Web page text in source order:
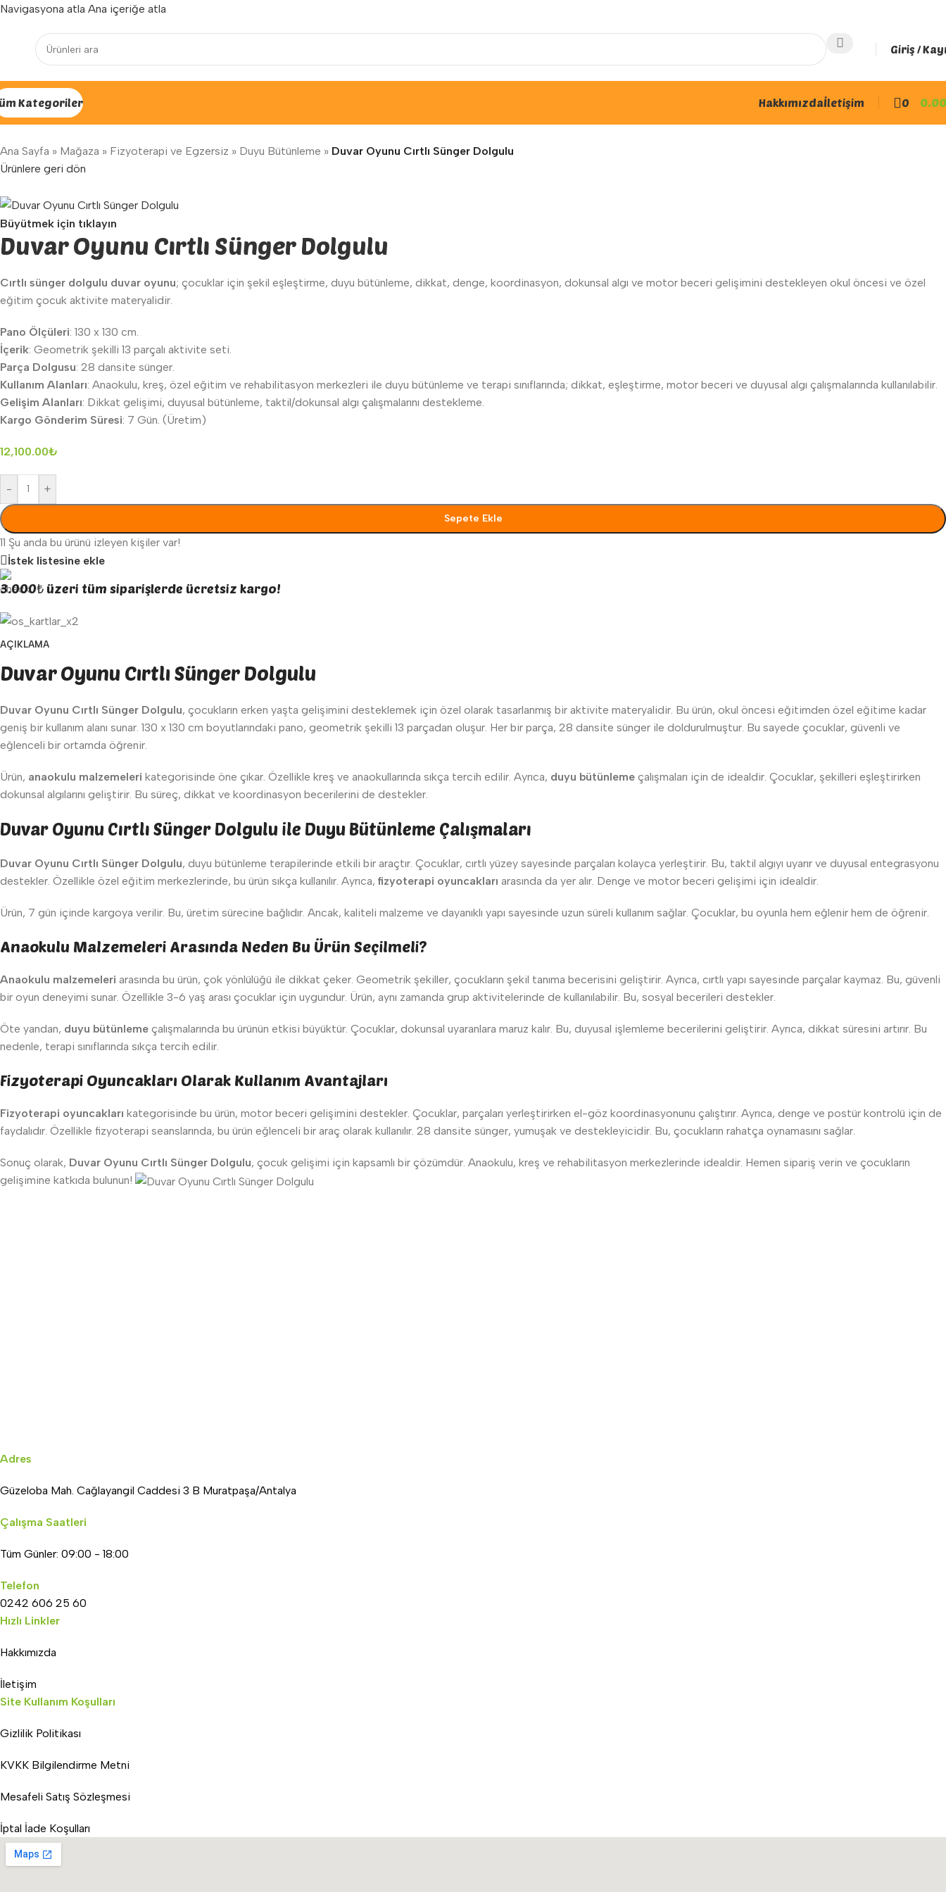
Navigasyona atla Ana içeriğe atla
Yenilenen arayüzümüz ile hizmetinizdeyiz...
Giriş /
Kategoriler Hakkımızdaİletişim 0 0.00
Ana Sayfa » Mağaza » Fizyoterapi ve Egzersiz » Duyu Bütünleme » Duvar Oyunu Cırtlı Sünger Dolgulu
Ürünlere geri dön
Büyütmek için tıklayın
Duvar Oyunu Cırtlı Sünger Dolgulu
Cırtlı sünger dolgulu duvar oyunu; çocuklar için şekil eşleştirme, duyu bütünleme, dikkat, denge, koordinasyon, dokunsal algı ve motor beceri gelişimini destekleyen okul öncesi ve özel
eğitim çocuk aktivite materyalidir.
Pano Ölçüleri: 130 x 130 cm.
İçerik: Geometrik şekilli 13 parçalı aktivite seti.
Parça Dolgusu: 28 dansite sünger.
Kullanım Alanları: Anaokulu, kreş, özel eğitim ve rehabilitasyon merkezleri ile duyu bütünleme ve terapi sınıflarında; dikkat, eşleştirme, motor beceri ve duyusal algı çalışmalarında kullanılabilir.
Gelişim Alanları: Dikkat gelişimi, duyusal bütünleme, taktil/dokunsal algı çalışmalarını destekleme.
Kargo Gönderim Süresi: 7 Gün. (Üretim)
12,100.00₺
- +
Sepete Ekle
11 Şu anda bu ürünü izleyen kişiler var!
İstek listesine ekle
3.000₺ üzeri tüm siparişlerde ücretsiz kargo!
AÇIKLAMA
Duvar Oyunu Cırtlı Sünger Dolgulu
Duvar Oyunu Cırtlı Sünger Dolgulu, çocukların erken yaşta gelişimini desteklemek için özel olarak tasarlanmış bir aktivite materyalidir. Bu ürün, okul öncesi eğitimden özel eğitime kadar
geniş bir kullanım alanı sunar. 130 x 130 cm boyutlarındaki pano, geometrik şekilli 13 parçadan oluşur. Her bir parça, 28 dansite sünger ile doldurulmuştur. Bu sayede çocuklar, güvenli ve
eğlenceli bir ortamda öğrenir.
Ürün, anaokulu malzemeleri kategorisinde öne çıkar. Özellikle kreş ve anaokullarında sıkça tercih edilir. Ayrıca, duyu bütünleme çalışmaları için de idealdir. Çocuklar, şekilleri eşleştirirken
dokunsal algılarını geliştirir. Bu süreç, dikkat ve koordinasyon becerilerini de destekler.
Duvar Oyunu Cırtlı Sünger Dolgulu ile Duyu Bütünleme Çalışmaları
Duvar Oyunu Cırtlı Sünger Dolgulu, duyu bütünleme terapilerinde etkili bir araçtır. Çocuklar, cırtlı yüzey sayesinde parçaları kolayca yerleştirir. Bu, taktil algıyı uyarır ve duyusal entegrasyonu
destekler. Özellikle özel eğitim merkezlerinde, bu ürün sıkça kullanılır. Ayrıca, fizyoterapi oyuncakları arasında da yer alır. Denge ve motor beceri gelişimi için idealdir.
Ürün, 7 gün içinde kargoya verilir. Bu, üretim sürecine bağlıdır. Ancak, kaliteli malzeme ve dayanıklı yapı sayesinde uzun süreli kullanım sağlar. Çocuklar, bu oyunla hem eğlenir hem de öğrenir.
Anaokulu Malzemeleri Arasında Neden Bu Ürün Seçilmeli?
Anaokulu malzemeleri arasında bu ürün, çok yönlülüğü ile dikkat çeker. Geometrik şekiller, çocukların şekil tanıma becerisini geliştirir. Ayrıca, cırtlı yapı sayesinde parçalar kaymaz. Bu, güvenli
bir oyun deneyimi sunar. Özellikle 3-6 yaş arası çocuklar için uygundur. Ürün, aynı zamanda grup aktivitelerinde de kullanılabilir. Bu, sosyal becerileri destekler.
Öte yandan, duyu bütünleme çalışmalarında bu ürünün etkisi büyüktür. Çocuklar, dokunsal uyaranlara maruz kalır. Bu, duyusal işlemleme becerilerini geliştirir. Ayrıca, dikkat süresini artırır. Bu
nedenle, terapi sınıflarında sıkça tercih edilir.
Fizyoterapi Oyuncakları Olarak Kullanım Avantajları
Fizyoterapi oyuncakları kategorisinde bu ürün, motor beceri gelişimini destekler. Çocuklar, parçaları yerleştirirken el-göz koordinasyonunu çalıştırır. Ayrıca, denge ve postür kontrolü için de
faydalıdır. Özellikle fizyoterapi seanslarında, bu ürün eğlenceli bir araç olarak kullanılır. 28 dansite sünger, yumuşak ve destekleyicidir. Bu, çocukların rahatça oynamasını sağlar.
Sonuç olarak, Duvar Oyunu Cırtlı Sünger Dolgulu, çocuk gelişimi için kapsamlı bir çözümdür. Anaokulu, kreş ve rehabilitasyon merkezlerinde idealdir. Hemen sipariş verin ve çocukların
gelişimine katkıda bulunun!
Adres
Güzeloba Mah. Cağlayangil Caddesi 3 B Muratpaşa/Antalya
Çalışma Saatleri
Tüm Günler: 09:00 - 18:00
Telefon
0242 606 25 60
Hızlı Linkler
Hakkımızda
İletişim
Site Kullanım Koşulları
Gizlilik Politikası
KVKK Bilgilendirme Metni
Mesafeli Satış Sözleşmesi
İptal İade Koşulları